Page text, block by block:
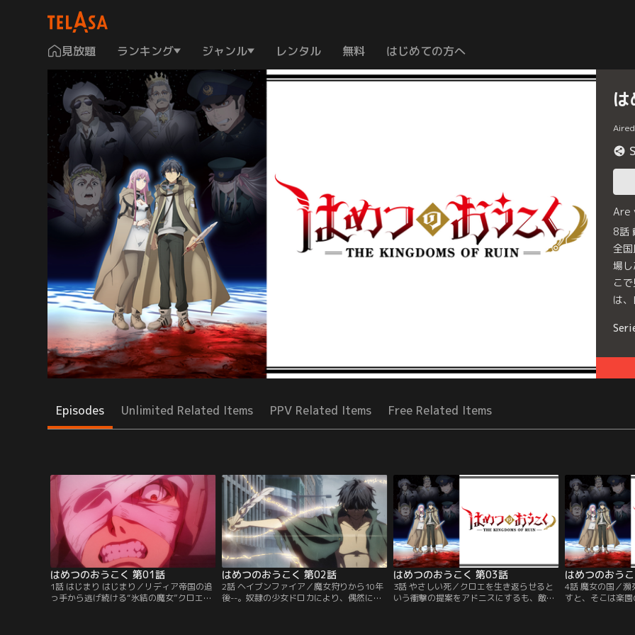
見放題 ランキング ジャンル レンタル 無料 はじめての方へ
Are
8話
全
場
こ
は
Episodes Unlimited Related Items PPV Related Items Free Related Items
はめつのおうこく 第01話
1話 はじまり はじまり／リディア帝国の追
っ手から逃げ続ける“氷結の魔女”クロエと
はめつのおうこく 第02話
2話 ヘイブンファイア／魔女狩りから10年
後--。奴隷の少女ドロカにより、偶然にも
はめつのおうこく 第03話
3話 やさしい死／クロエを生き返らせると
いう衝撃の提案をアドニスにするも、敵の
はめつのおう
4話 魔女の国／瀕
すと、そこは楽